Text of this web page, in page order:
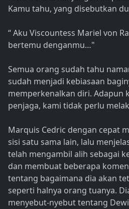
Kamu tahu, yang disebutkan
“ Aku Viscountess Mariel von
bertemu denganmu…"
Semua orang sudah tahu
sudah menjadi kebiasaan
memperkenalkan diri. Adapun
penjaga, kami tidak perlu
Marquis Cedric dengan cepat
sisi satu sama lain, lalu
telah mengambil alih sebagai
dan membuat beberapa
tentang bagaimana dia akan
seperti halnya orang tuanya.
menyebut-nyebut tentang